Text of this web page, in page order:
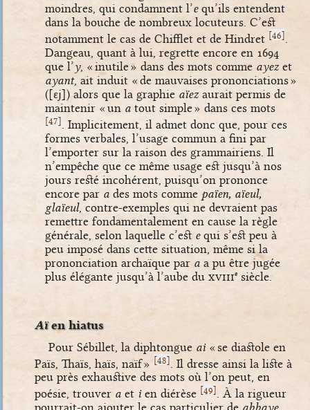
moindres, qui condamnent l’equ’ils entendent
dans la bouche de nombreux locuteurs. C’est
notamment le cas de Chifflet et de Hindret [46]
Dangeau, quant à lui, regrette encore en 1694
que l’y, « inutile » dans des mots comme ayezet
ayant, ait induit « de mauvaises prononciations »
([ɛj]) alors que la graphie aïezaurait permis de
maintenir « un a tout simple » dans ces mots
[47]
. Implicitement, il admet donc que, pour ces
formes verbales, l’usage commun a fini par
l’emporter sur la raison des grammairiens. Il
n’empêche que ce même usage est jusqu’à nos
jours resté incohérent, puisqu’on prononce
encore par a des mots comme païen, aïeul,
glaïeul, contre-exemples qui ne devraient pas
remettre fondamentalement en cause la règle
générale, selon laquelle c’est equi s’est peu à
peu imposé dans cette situation, même si la
prononciation archaïque par a a pu être jugée
plus élégante jusqu’à l’aube du xviiie siècle.
Aïen hiatus
Pour Sébillet, la diphtongue ai« se diastole en
Païs, Thaïs, haïs, naïf » [48]
. Il dresse ainsi la liste à
peu près exhaustive des mots où l’on peut, en
poésie, trouver a et ien diérèse [49]. À la rigueur